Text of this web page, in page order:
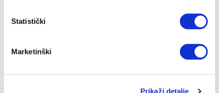
Statistički
Marketinški
Prikaži detalje